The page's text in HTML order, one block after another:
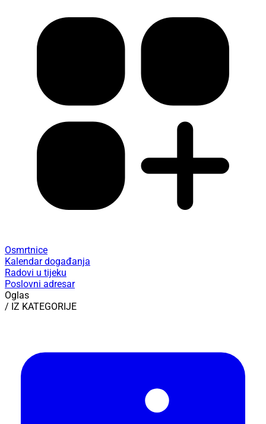
Osmrtnice
Kalendar događanja
Radovi u tijeku
Poslovni adresar
Oglas
/ IZ KATEGORIJE